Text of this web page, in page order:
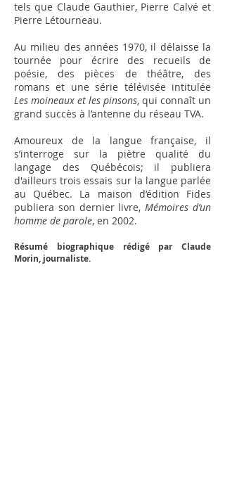
tels que Claude Gau­thier, Pierre Calvé et
Pierre Létourneau.
Au milieu des années 1970, il délaisse la
tour­née pour écrire des recueils de
poésie, des pièces de thé­âtre, des
romans et une série télévisée intitulée
Les moineaux et les pinsons, qui connaît un
grand succès à l’antenne du réseau TVA.
Amoureux de la langue française, il
s’interroge sur la piètre qualité du
langage des Québécois; il publiera
d'ailleurs trois essais sur la langue parlée
au Qué­bec. La maison d’édition Fides
publiera son dernier livre,Mémoires d’un
homme de parole, en 2002.
Résumé biographique rédigé par Claude
Morin, journaliste.